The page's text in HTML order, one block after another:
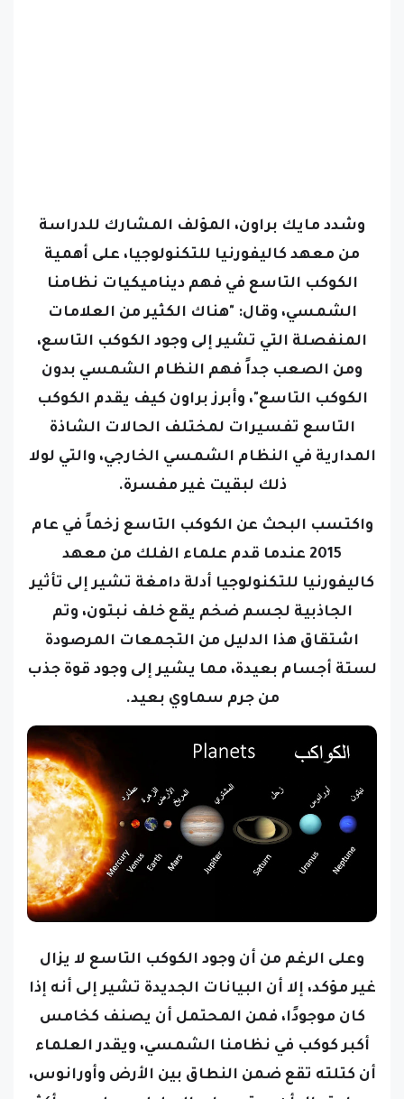
وشدد مايك براون، المؤلف المشارك للدراسة
من معهد كاليفورنيا للتكنولوجيا، على أهمية
الكوكب التاسع في فهم ديناميكيات نظامنا
الشمسي، وقال: "هناك الكثير من العلامات
المنفصلة التي تشير إلى وجود الكوكب التاسع،
ومن الصعب جداً فهم النظام الشمسي بدون
الكوكب التاسع"، وأبرز براون كيف يقدم الكوكب
التاسع تفسيرات لمختلف الحالات الشاذة
المدارية في النظام الشمسي الخارجي، والتي لولا
ذلك لبقيت غير مفسرة.
واكتسب البحث عن الكوكب التاسع زخماً في عام
2015 عندما قدم علماء الفلك من معهد
كاليفورنيا للتكنولوجيا أدلة دامغة تشير إلى تأثير
الجاذبية لجسم ضخم يقع خلف نبتون، وتم
اشتقاق هذا الدليل من التجمعات المرصودة
لستة أجسام بعيدة، مما يشير إلى وجود قوة جذب
من جرم سماوي بعيد.
وعلى الرغم من أن وجود الكوكب التاسع لا يزال
غير مؤكد، إلا أن البيانات الجديدة تشير إلى أنه إذا
كان موجودًا، فمن المحتمل أن يصنف كخامس
أكبر كوكب في نظامنا الشمسي، ويقدر العلماء
أن كتلته تقع ضمن النطاق بين الأرض وأورانوس،